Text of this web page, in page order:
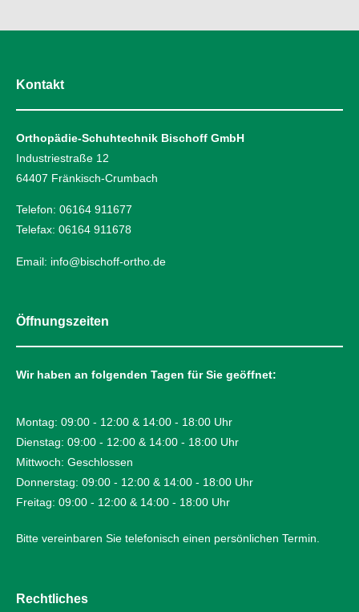
Kontakt
Orthopädie-Schuhtechnik Bischoff GmbH
Industriestraße 12
64407 Fränkisch-Crumbach
Telefon: 06164 911677
Telefax: 06164 911678
Email: info@bischoff-ortho.de
Öffnungszeiten
Wir haben an folgenden Tagen für Sie geöffnet:
Montag: 09:00 - 12:00 & 14:00 - 18:00 Uhr
Dienstag: 09:00 - 12:00 & 14:00 - 18:00 Uhr
Mittwoch: Geschlossen
Donnerstag: 09:00 - 12:00 & 14:00 - 18:00 Uhr
Freitag: 09:00 - 12:00 & 14:00 - 18:00 Uhr
Bitte vereinbaren Sie telefonisch einen persönlichen Termin.
Rechtliches